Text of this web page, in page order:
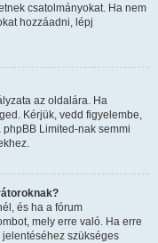
csatolmányokat. Ha nem
hozzáadni, lépj
az oldalára. Ha
Kérjük, vedd figyelembe,
Limited-nak semmi
és ha a fórum
mely erre való. Ha erre
szükséges